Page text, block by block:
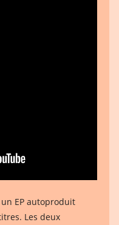
EP autoproduit
Les deux